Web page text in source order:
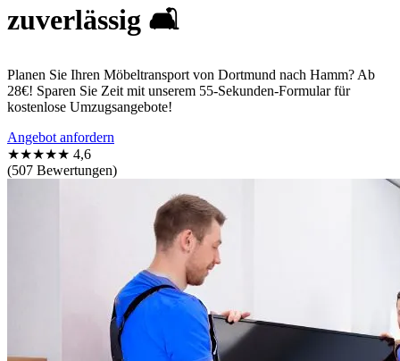
zuverlässig 🛋️
Planen Sie Ihren Möbeltransport von Dortmund nach Hamm? Ab
28€! Sparen Sie Zeit mit unserem 55-Sekunden-Formular für
kostenlose Umzugsangebote!
Angebot anfordern
★★★★★ 4,6
(507 Bewertungen)